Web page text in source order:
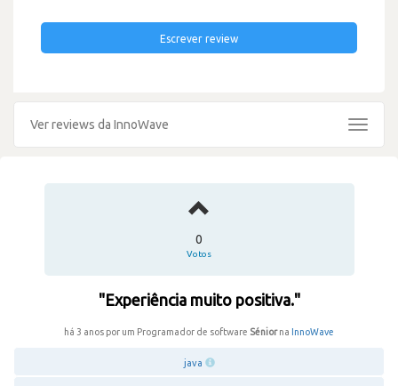
Escrever review
Ver reviews da InnoWave
Toggle
0
Votos
"Experiência muito positiva."
há 3 anos por um Programador de software Séniorna InnoWave
java